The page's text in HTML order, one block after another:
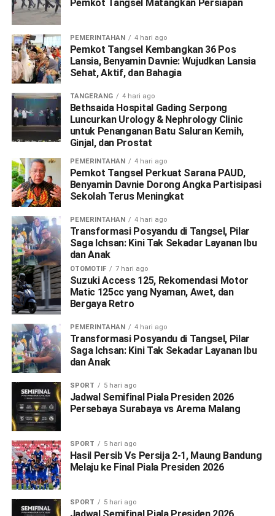
Pemkot Tangsel Matangkan Persiapan
PEMERINTAHAN 4 hari ago
Pemkot Tangsel Kembangkan 36 Pos
Lansia, Benyamin Davnie: Wujudkan Lansia
Sehat, Aktif, dan Bahagia
TANGERANG 4 hari ago
Bethsaida Hospital Gading Serpong
Luncurkan Urology & Nephrology Clinic
untuk Penanganan Batu Saluran Kemih,
Ginjal, dan Prostat
PEMERINTAHAN 4 hari ago
Pemkot Tangsel Perkuat Sarana PAUD,
Benyamin Davnie Dorong Angka Partisipasi
Sekolah Terus Meningkat
PEMERINTAHAN 4 hari ago
Transformasi Posyandu di Tangsel, Pilar
Saga Ichsan: Kini Tak Sekadar Layanan Ibu
dan Anak
OTOMOTIF 7 hari ago
Suzuki Access 125, Rekomendasi Motor
Matic 125cc yang Nyaman, Awet, dan
Bergaya Retro
PEMERINTAHAN 4 hari ago
Transformasi Posyandu di Tangsel, Pilar
Saga Ichsan: Kini Tak Sekadar Layanan Ibu
dan Anak
SPORT 5 hari ago
Jadwal Semifinal Piala Presiden 2026
Persebaya Surabaya vs Arema Malang
SPORT 5 hari ago
Hasil Persib Vs Persija 2-1, Maung Bandung
Melaju ke Final Piala Presiden 2026
SPORT 5 hari ago